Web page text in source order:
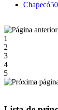
Chapecó
1
2
3
4
5